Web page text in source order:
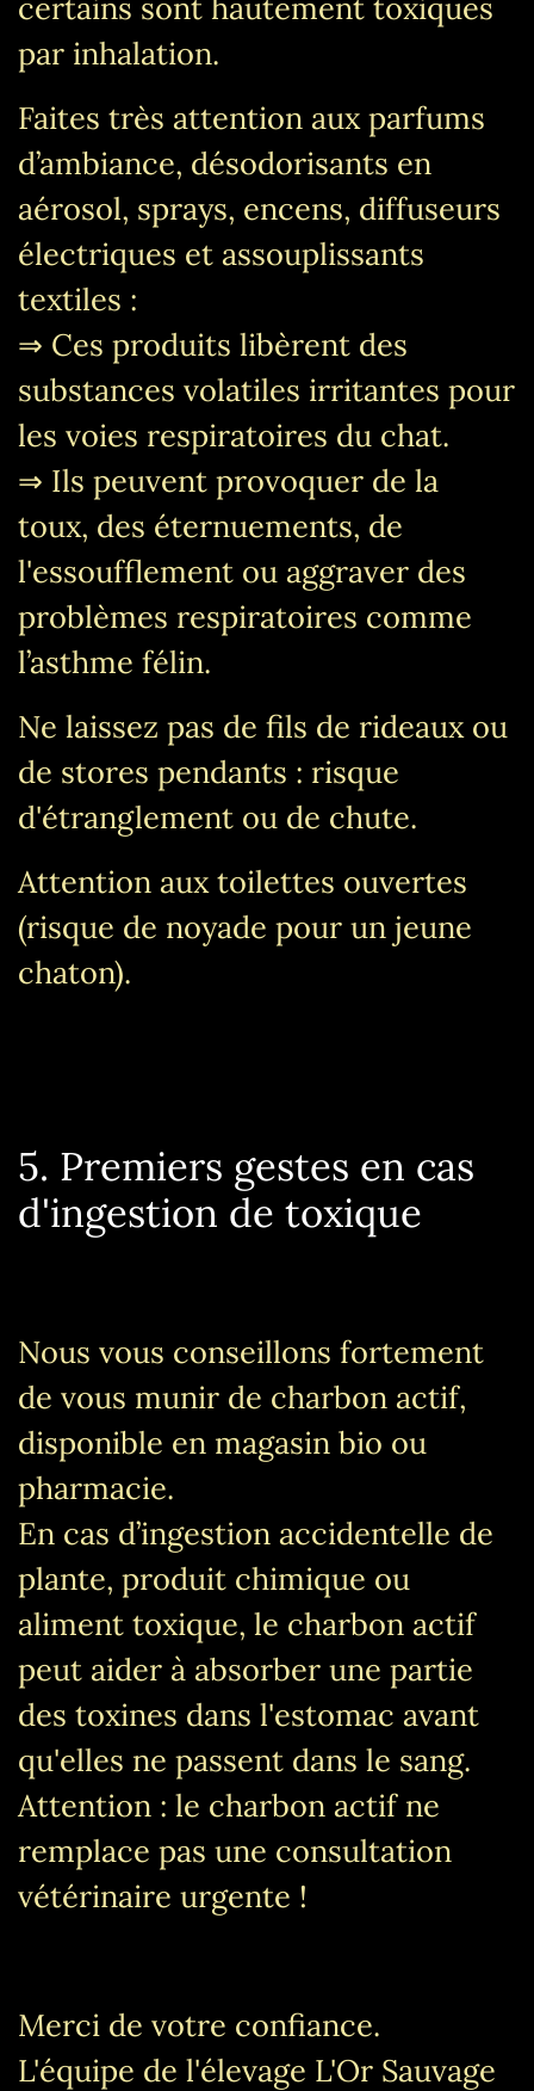
par inhalation.
Faites très attention aux parfums
d’ambiance, désodorisants en
aérosol, sprays, encens, diffuseurs
électriques et assouplissants
textiles :
⇒ Ces produits libèrent des
substances volatiles irritantes pour
les voies respiratoires du chat.
⇒ Ils peuvent provoquer de la
toux, des éternuements, de
l'essoufflement ou aggraver des
problèmes respiratoires comme
l’asthme félin.
Ne laissez pas de fils de rideaux ou
de stores pendants : risque
d'étranglement ou de chute.
Attention aux toilettes ouvertes
(risque de noyade pour un jeune
chaton).
5. Premiers gestes en cas
d'ingestion de toxique
Nous vous conseillons fortement
de vous munir de charbon actif,
disponible en magasin bio ou
pharmacie.
En cas d’ingestion accidentelle de
plante, produit chimique ou
aliment toxique, le charbon actif
peut aider à absorber une partie
des toxines dans l'estomac avant
qu'elles ne passent dans le sang.
Attention : le charbon actif ne
remplace pas une consultation
vétérinaire urgente !
Merci de votre confiance.
L'équipe de l'élevage L'Or Sauvage